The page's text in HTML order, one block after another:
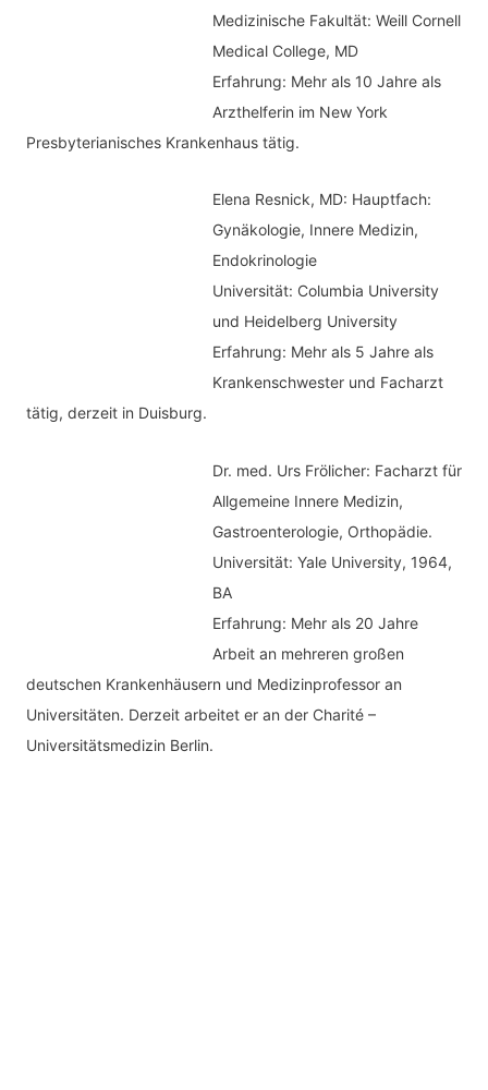
Medizinische Fakultät: Weill Cornell
Medical College, MD
Erfahrung: Mehr als 10 Jahre als
Arzthelferin im New York
Presbyterianisches Krankenhaus tätig.
Elena Resnick, MD: Hauptfach:
Gynäkologie, Innere Medizin,
Endokrinologie
Universität: Columbia University
und Heidelberg University
Erfahrung: Mehr als 5 Jahre als
Krankenschwester und Facharzt
tätig, derzeit in Duisburg.
Dr. med. Urs Frölicher: Facharzt für
Allgemeine Innere Medizin,
Gastroenterologie, Orthopädie.
Universität: Yale University, 1964,
BA
Erfahrung: Mehr als 20 Jahre
Arbeit an mehreren großen
deutschen Krankenhäusern und Medizinprofessor an
Universitäten. Derzeit arbeitet er an der Charité –
Universitätsmedizin Berlin.